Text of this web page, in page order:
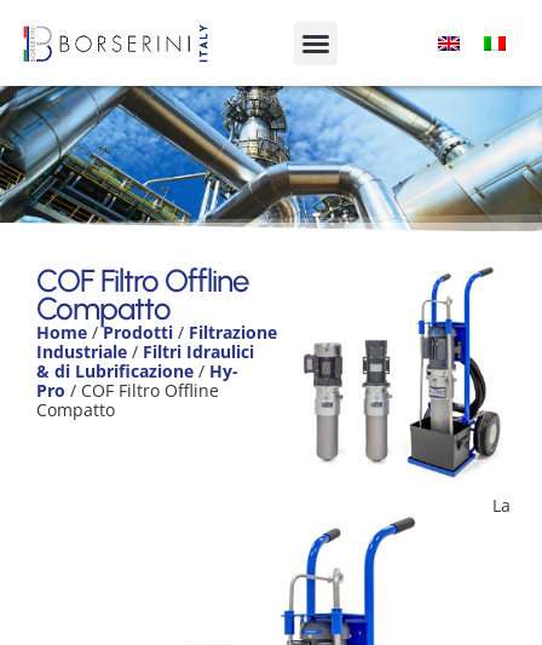
Compatto
Product Range
COF Filtro Offline
Compatto
Home /Prodotti / Filtrazione
Industriale / Filtri Idraulici
& di Lubrificazione / Hy-
Pro / COF Filtro Offline
Compatto
La